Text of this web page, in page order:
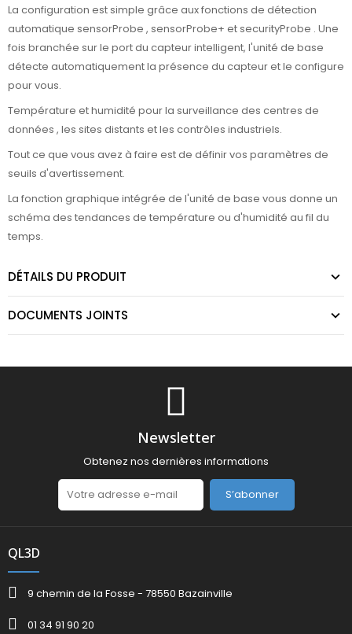
La configuration est simple grâce aux fonctions de détection
automatique sensorProbe , sensorProbe+ et securityProbe . Une
fois branchée sur le port du capteur intelligent, l'unité de base
détecte automatiquement la présence du capteur et le configure
pour vous.
Température et humidité pour la surveillance des centres de
données , les sites distants et les contrôles industriels.
Tout ce que vous avez à faire est de définir vos paramètres de
seuils d'avertissement.
La fonction graphique intégrée de l'unité de base vous donne un
schéma des tendances de température ou d'humidité au fil du
temps.
DÉTAILS DU PRODUIT
DOCUMENTS JOINTS
Newsletter
Obtenez nos dernières informations
S’abonner
QL3D
9 chemin de la Fosse - 78550 Bazainville
01 34 91 90 20